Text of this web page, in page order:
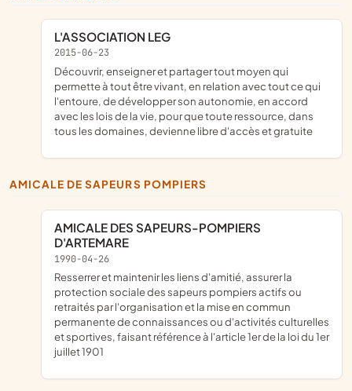
L'ASSOCIATION LEG
2015-06-23
découvrir, enseigner et partager tout moyen qui
permette à tout être vivant, en relation avec tout ce qui
l'entoure, de développer son autonomie, en accord
avec les lois de la vie, pour que toute ressource, dans
tous les domaines, devienne libre d'accès et gratuite
AMICALE DE SAPEURS POMPIERS
AMICALE DES SAPEURS-POMPIERS
D'ARTEMARE
1990-04-26
resserrer et maintenir les liens d'amitié, assurer la
protection sociale des sapeurs pompiers actifs ou
retraités par l'organisation et la mise en commun
permanente de connaissances ou d'activités culturelles
et sportives, faisant référence à l'article 1er de la loi du 1er
juillet 1901